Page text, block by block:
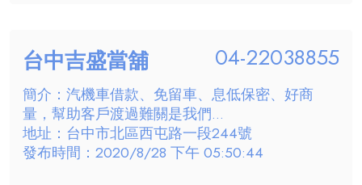
台中吉盛當舖 04-22038855
簡介：汽機車借款、免留車、息低保密、好商
量，幫助客戶渡過難關是我們...
地址：台中市北區西屯路一段244號
發布時間：2020/8/28 下午 05:50:44